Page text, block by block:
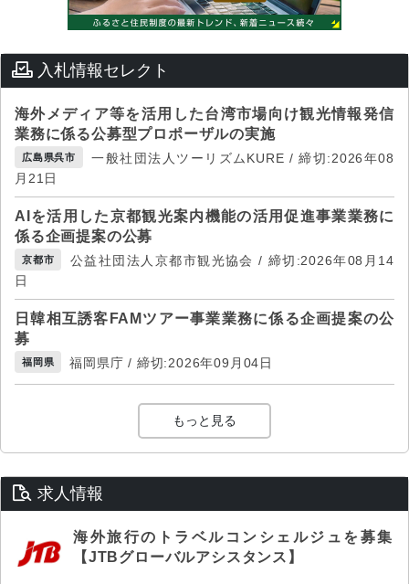
入札情報セレクト
海外メディア等を活用した台湾市場向け観光情報発信
業務に係る公募型プロポーザルの実施
広島県呉市
一般社団法人ツーリズムKURE / 締切:2026年08
月21日
AIを活用した京都観光案内機能の活用促進事業業務に
係る企画提案の公募
京都市
公益社団法人京都市観光協会 / 締切:2026年08月14
日
日韓相互誘客FAMツアー事業業務に係る企画提案の公
募
福岡県 福岡県庁 / 締切:2026年09月04日
もっと見る
求人情報
海外旅行のトラベルコンシェルジュを募集
【JTBグローバルアシスタンス】